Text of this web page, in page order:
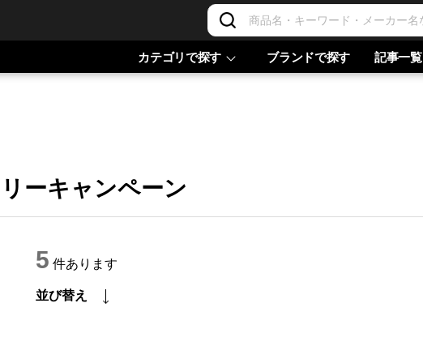
カテゴリで探す ブランドで探す 記事一覧
ーキャンペーン
5 件あります
並び替え